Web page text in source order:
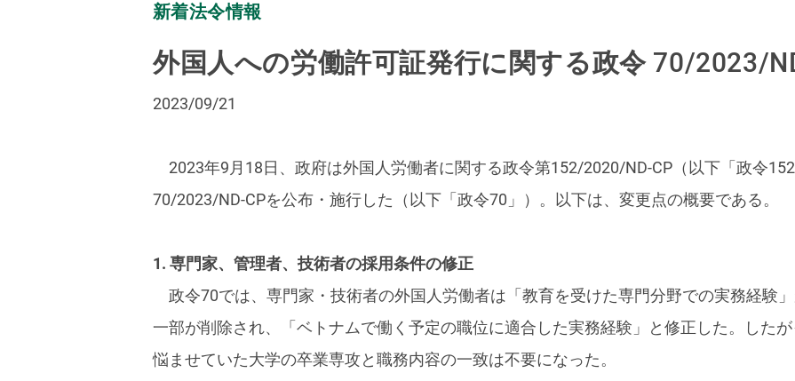
新着法令情報
外国人への労働許可証発行に関する政令 70/2023/
2023/09/21
2023年9月18日、政府は外国人労働者に関する政令第152/2020/ND-CP（以下「政令
70/2023/ND-CPを公布・施行した（以下「政令70」）。以下は、変更点の概要である。
1. 専門家、管理者、技術者の採用条件の修正
政令70では、専門家・技術者の外国人労働者は「教育を受けた専門分野での実務経験
一部が削除され、「ベトナムで働く予定の職位に適合した実務経験」と修正した。した
悩ませていた大学の卒業専攻と職務内容の一致は不要になった。